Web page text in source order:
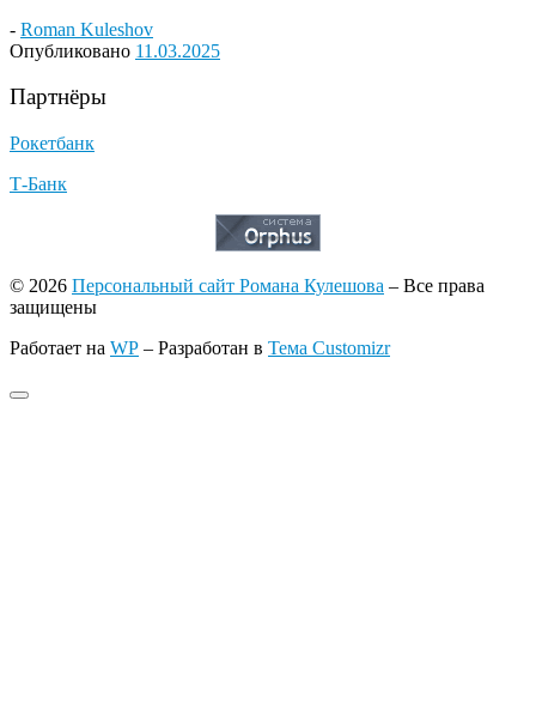
- Roman Kuleshov
Опубликовано 11.03.2025
Партнёры
Рокетбанк
Т-Банк
© 2026 Персональный сайт Романа Кулешова – Все права
защищены
Работает на WP – Разработан в Тема Customizr